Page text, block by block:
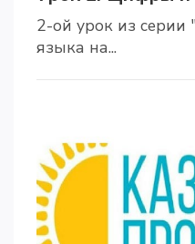
2-ой урок из серии
языка на...